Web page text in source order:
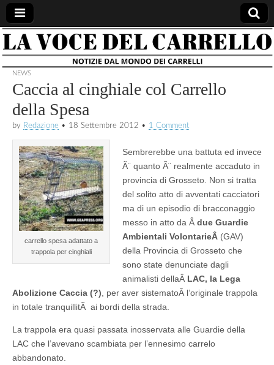
la voce
del
carrello
notizie
dal
mondo
carrelli
NEWS
Caccia al cinghiale col Carrello
della Spesa
by Redazione • 18 Settembre 2012 • 1 Comment
carrello spesa adattato a
trappola per cinghiali
Sembrerebbe una battuta ed invece
Ã¨ quanto Ã¨ realmente accaduto in
provincia di Grosseto. Non si tratta
del solito atto di avventati cacciatori
ma di un episodio di bracconaggio
messo in atto da Â due Guardie
Ambientali VolontarieÂ (GAV)
della Provincia di Grosseto che
sono state denunciate dagli
animalisti dellaÂ LAC, la Lega
Abolizione Caccia (?), per aver sistematoÂ l’originale trappola
in totale tranquillitÃ ai bordi della strada.
La trappola era quasi passata inosservata alle Guardie della
LAC che l’avevano scambiata per l’ennesimo carrelo
abbandonato.